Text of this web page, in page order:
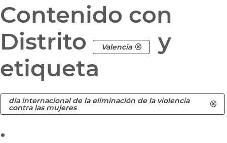
Contenido con
Distrito
Valencia
y
etiqueta
día internacional de la eliminación de la violencia
contra las mujeres
.